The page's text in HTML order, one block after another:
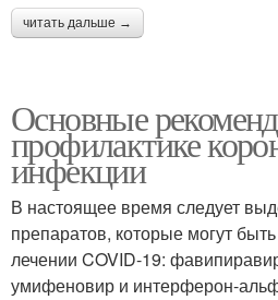
читать дальше →
Основные
профилактике
инфекции
В настоящее время следует
препаратов, которые могут
лечении COVID-19:
умифеновир и интерферон-